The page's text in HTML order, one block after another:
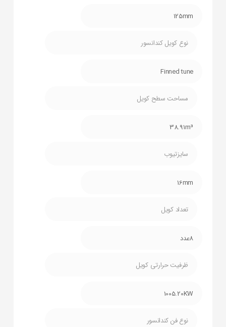
125mm
نوع کویل کندانسور
Finned tune
مساحت سطح کویل
38.91m³
سایزتیوب
16mm
تعداد کویل
8عدد
ظرفیت حرارتی کویل
1005.20KW
نوع فن کندانسور